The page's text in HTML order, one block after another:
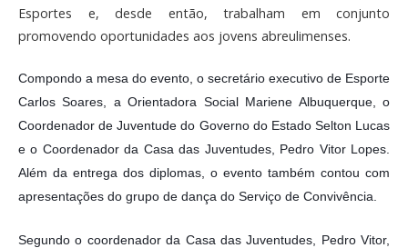
Esportes e, desde então, trabalham em conjunto
promovendo oportunidades aos jovens abreulimenses.
Compondo a mesa do evento, o secretário executivo de Esporte
Carlos Soares, a Orientadora Social Mariene Albuquerque, o
Coordenador de Juventude do Governo do Estado Selton Lucas
e o Coordenador da Casa das Juventudes, Pedro Vitor Lopes.
Além da entrega dos diplomas, o evento também contou com
apresentações do grupo de dança do Serviço de Convivência.
Segundo o coordenador da Casa das Juventudes, Pedro Vitor,